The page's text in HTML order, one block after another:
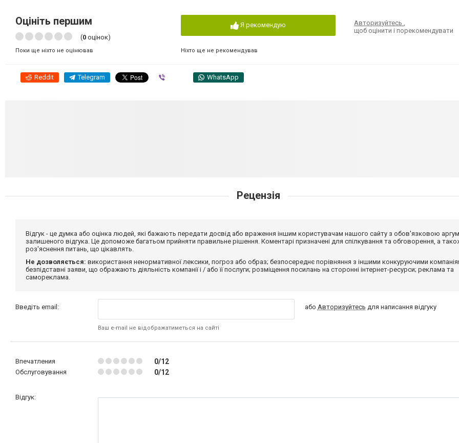
Оцініть першим
(0 оцінок)
Поки ще ніхто не оцінював
Я рекомендую
Ніхто ще не рекомендував
Авторизуйтесь
щоб оцінити і порекомендувати
Reddit Telegram WhatsApp
Рецензія
Відгук - це думка або оцінка людей, які бажають передати досвід або враження іншим користувачам нашого сайту з обов'язковою
залишеного відгука. Це допоможе багатьом прийняти правильне рішення. Коментарі призначені для спілкування та обговорення, а
роз'яснення питань, що цікавлять.
Не дозволяється: використання ненормативної лексики, погроз або образ; безпосереднє порівняння з іншими конкуруючими
безпідставні заяви, що ображають діяльність компанії і / або її послуги; розміщення посилань на сторонні інтернет-ресурси; реклама та
самореклама.
Введіть email:
Ваш e-mail не відображатиметься на сайті
або Авторизуйтесь для написання відгуку
Впечатления 0/12
Обслуговування 0/12
Відгук: